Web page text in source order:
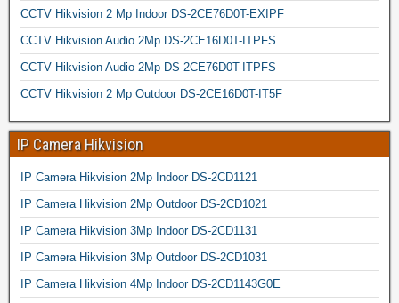
CCTV Hikvision 2 Mp Indoor DS-2CE76D0T-EXIPF
CCTV Hikvision Audio 2Mp DS-2CE16D0T-ITPFS
CCTV Hikvision Audio 2Mp DS-2CE76D0T-ITPFS
CCTV Hikvision 2 Mp Outdoor DS-2CE16D0T-IT5F
IP Camera Hikvision
IP Camera Hikvision 2Mp Indoor DS-2CD1121
IP Camera Hikvision 2Mp Outdoor DS-2CD1021
IP Camera Hikvision 3Mp Indoor DS-2CD1131
IP Camera Hikvision 3Mp Outdoor DS-2CD1031
IP Camera Hikvision 4Mp Indoor DS-2CD1143G0E